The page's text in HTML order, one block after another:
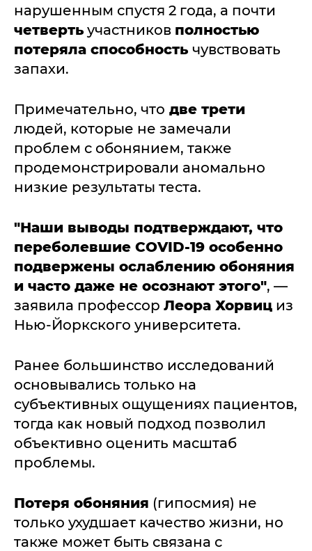
нарушенным спустя 2 года, а почти
четверть участников полностью
потеряла способность чувствовать
запахи.
Примечательно, что две трети
людей, которые не замечали
проблем с обонянием, также
продемонстрировали аномально
низкие результаты теста.
"Наши выводы подтверждают, что
переболевшие COVID-19 особенно
подвержены ослаблению обоняния
и часто даже не осознают этого", —
заявила профессор Леора Хорвиц из
Нью-Йоркского университета.
Ранее большинство исследований
основывались только на
субъективных ощущениях пациентов,
тогда как новый подход позволил
объективно оценить масштаб
проблемы.
Потеря обоняния (гипосмия) не
только ухудшает качество жизни, но
также может быть связана с